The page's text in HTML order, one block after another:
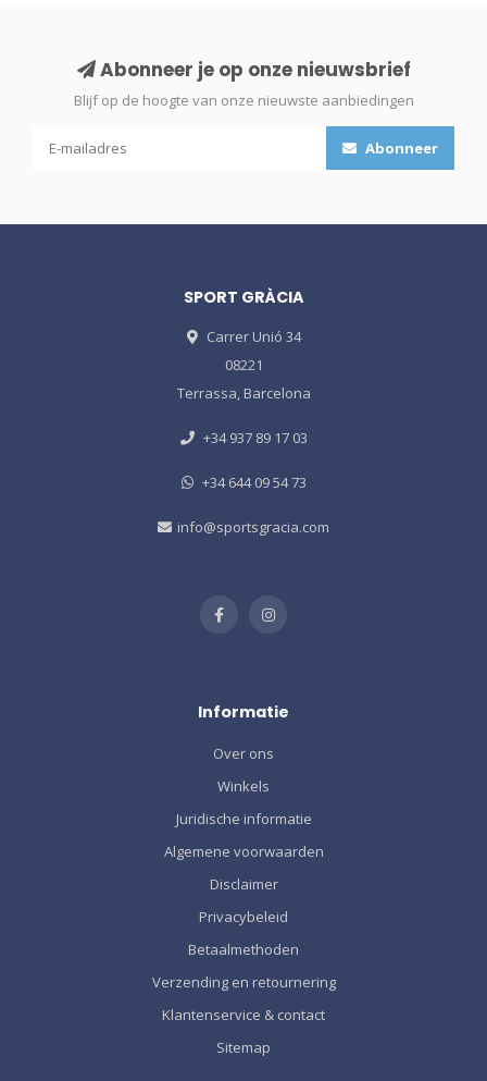
Abonneer je op onze nieuwsbrief
Blijf op de hoogte van onze nieuwste aanbiedingen
Abonneer
SPORT GRÀCIA
Carrer Unió 34
08221
Terrassa, Barcelona
+34 937 89 17 03
+34 644 09 54 73
info@sportsgracia.com
Informatie
Over ons
Winkels
Juridische informatie
Algemene voorwaarden
Disclaimer
Privacybeleid
Betaalmethoden
Verzending en retournering
Klantenservice & contact
Sitemap